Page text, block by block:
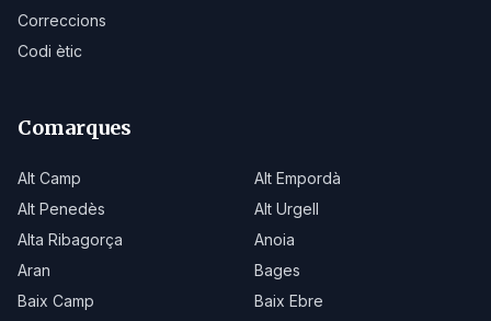
Correccions
Codi ètic
Comarques
Alt Camp
Alt Empordà
Alt Penedès
Alt Urgell
Alta Ribagorça
Anoia
Aran
Bages
Baix Camp
Baix Ebre